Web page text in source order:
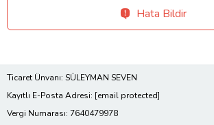
Hata Bildir
Ticaret Ünvanı: SÜLEYMAN SEVEN
Kayıtlı E-Posta Adresi: [email protected]
Vergi Numarası: 7640479978